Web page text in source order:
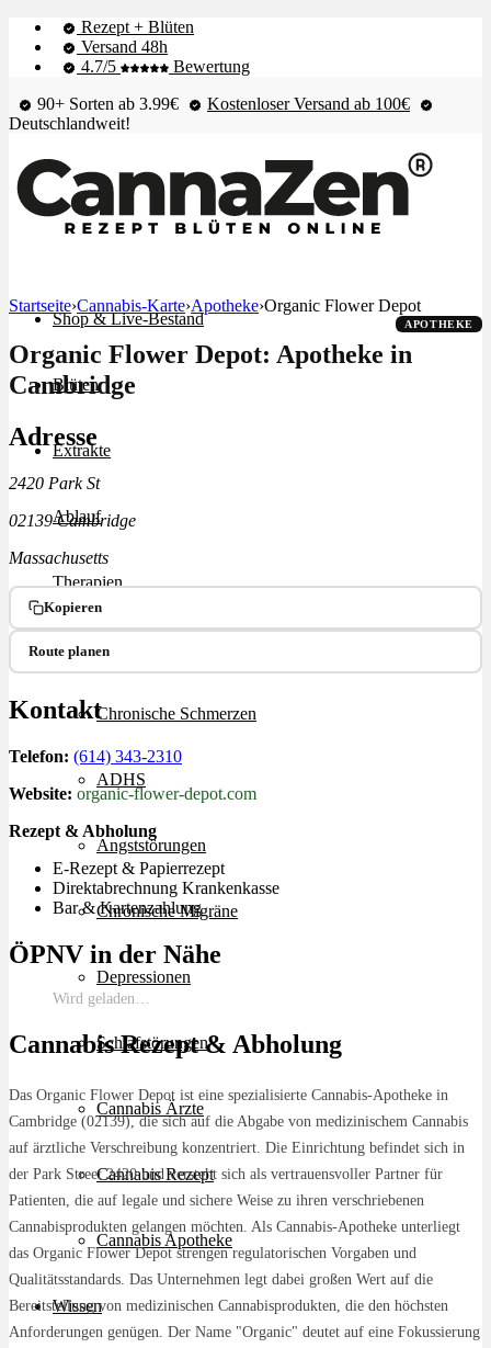
Rezept + Blüten
Versand 48h
4.7/5
Bewertung
90+ Sorten ab 3.99€
Kostenloser Versand ab 100€
Deutschlandweit!
Shop & Live-Bestand
Blüten
Extrakte
Ablauf
Therapien
Alle Krankheiten
Chronische Schmerzen
ADHS
Angststörungen
Chronische Migräne
Depressionen
Schlafstörungen
Cannabis Ärzte
Cannabis Rezept
Cannabis Apotheke
Wissen
Startseite›Cannabis-Karte›Apotheke›Organic Flower Depot
APOTHEKE
Organic Flower Depot: Apotheke in
Cambridge
Adresse
2420 Park St
02139 Cambridge
Massachusetts
Kopieren
Route planen
Kontakt
Telefon: (614) 343-2310
Website: organic-flower-depot.com
Rezept & Abholung
E-Rezept & Papierrezept
Direktabrechnung Krankenkasse
Bar & Kartenzahlung
ÖPNV in der Nähe
Wird geladen…
Cannabis Rezept & Abholung
Das Organic Flower Depot ist eine spezialisierte Cannabis-Apotheke in
Cambridge (02139), die sich auf die Abgabe von medizinischem Cannabis
auf ärztliche Verschreibung konzentriert. Die Einrichtung befindet sich in
der Park Street 2420 und versteht sich als vertrauensvoller Partner für
Patienten, die auf legale und sichere Weise zu ihren verschriebenen
Cannabisprodukten gelangen möchten. Als Cannabis-Apotheke unterliegt
das Organic Flower Depot strengen regulatorischen Vorgaben und
Qualitätsstandards. Das Unternehmen legt dabei großen Wert auf die
Bereitstellung von medizinischen Cannabisprodukten, die den höchsten
Anforderungen genügen. Der Name "Organic" deutet auf eine Fokussierung